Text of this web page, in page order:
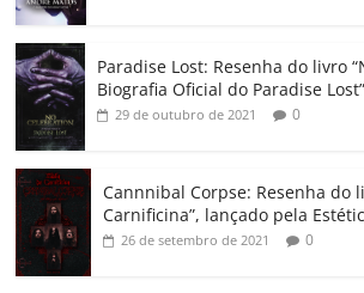
Paradise Lost: Resenha do livro
Biografia Oficial do Paradise Lost”
29 de outubro de 2021 0
Cannnibal Corpse: Resenha do
Carnificina”, lançado pela
26 de setembro de 2021 0